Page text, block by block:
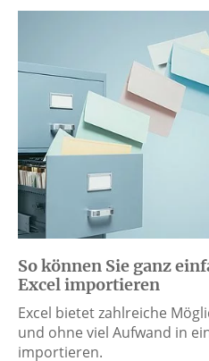
So können Sie ganz
Excel importieren
Excel bietet zahlreiche
und ohne viel Aufwand in
importieren.